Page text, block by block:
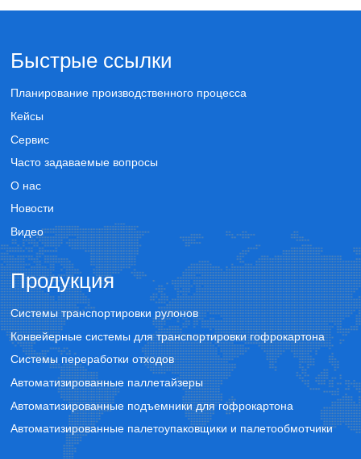
Быстрые ссылки
Планирование производственного процесса
Кейсы
Сервис
Часто задаваемые вопросы
О нас
Новости
Видео
Продукция
Системы транспортировки рулонов
Конвейерные системы для транспортировки гофрокартона
Системы переработки отходов
Автоматизированные паллетайзеры
Автоматизированные подъемники для гофрокартона
Автоматизированные палетоупаковщики и палетообмотчики